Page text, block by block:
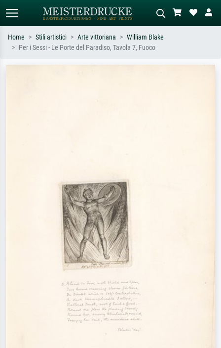
Home Stili artistici Arte vittoriana
William Blake
Per i Sessi - Le Porte del Paradiso, Tavola 7, Fuoco